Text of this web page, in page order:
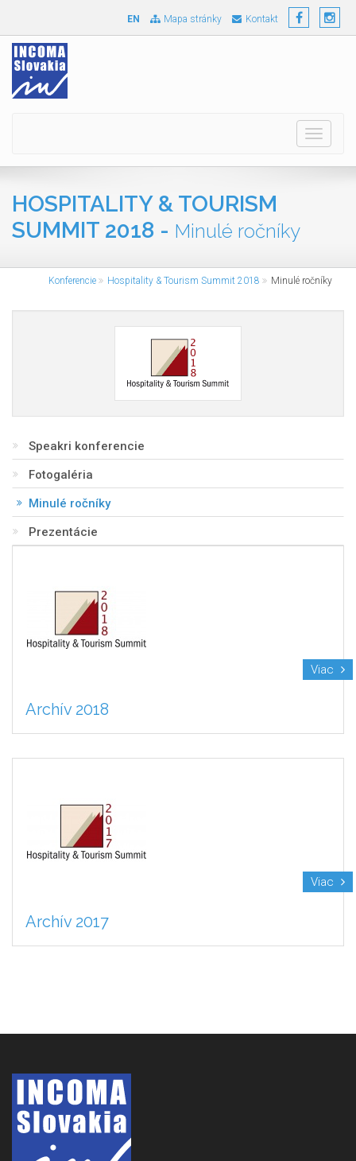
EN Mapa stránky Kontakt
Toggle
HOSPITALITY & TOURISM
SUMMIT 2018 - Minulé ročníky
Konferencie Hospitality & Tourism Summit 2018 Minulé ročníky
Speakri konferencie
Fotogaléria
Minulé ročníky
Prezentácie
Viac
Archív 2018
Viac
Archív 2017